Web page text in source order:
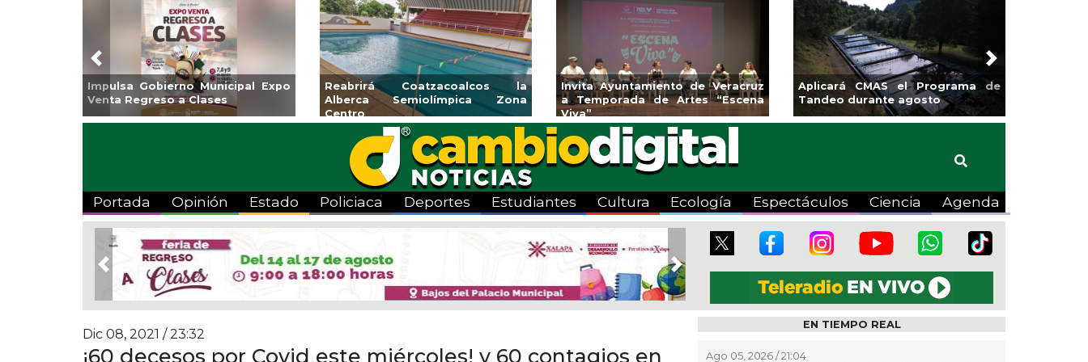
Guarniciones y banquetas para la
colonia El Mango en Pánuco
Emprendedores de Xalapa
exponen en Mercadito
Bicentenario
Coatzacoalcos impulsa la
halterofilia con la Copa Coyote
2026
Continúa Coatza Vive el Verano
2026 con cine, actividades
lúdicas y expo
Previous Next
Portada Opinión Estado Policiaca Deportes Estudiantes Cultura Ecología Espectáculos Ciencia Agenda
Previous Next
Dic 08, 2021 / 23:32
¡60 decesos por Covid este miércoles! y 60 contagios en
EN TIEMPO REAL
Ago 05, 2026 / 21:04